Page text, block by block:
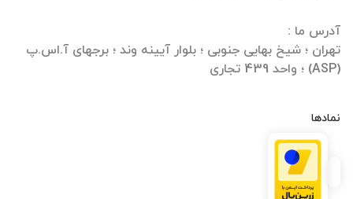
تهران ؛ شیخ بهایی جنوبی ؛ بلوار آیینه وند ؛ برجهای آ.اس.پ
(ASP) ؛ واحد 439 تجاری
نمادها